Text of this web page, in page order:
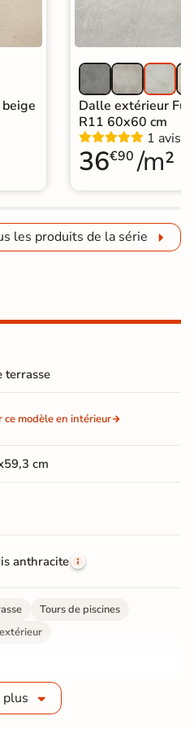
Dalle extérieur
R11 60x60 cm
1 avis
36€90 /m²
les produits de la série
terrasse
ce modèle en intérieur
cm
anthracite
Tours de piscines
mm
plus